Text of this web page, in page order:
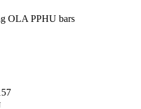
OLA PPHU bars